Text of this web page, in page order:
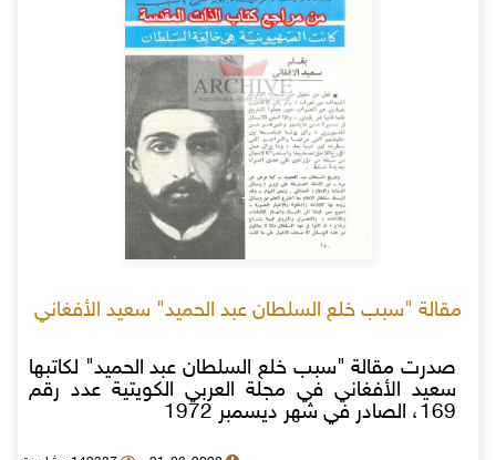
مقالة "سبب خلع السلطان عبد الحميد" سعيد الأفغاني
صدرت مقالة "سبب خلع السلطان عبد الحميد" لكاتبها
سعيد الأفغاني في مجلة العربي الكويتية عدد رقم
169، الصادر في شهر ديسمبر 1972